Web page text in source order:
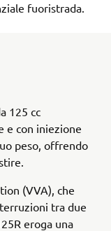
fuoristrada.
125 cc
e con iniezione
peso, offrendo
(VVA), che
tra due
eroga una